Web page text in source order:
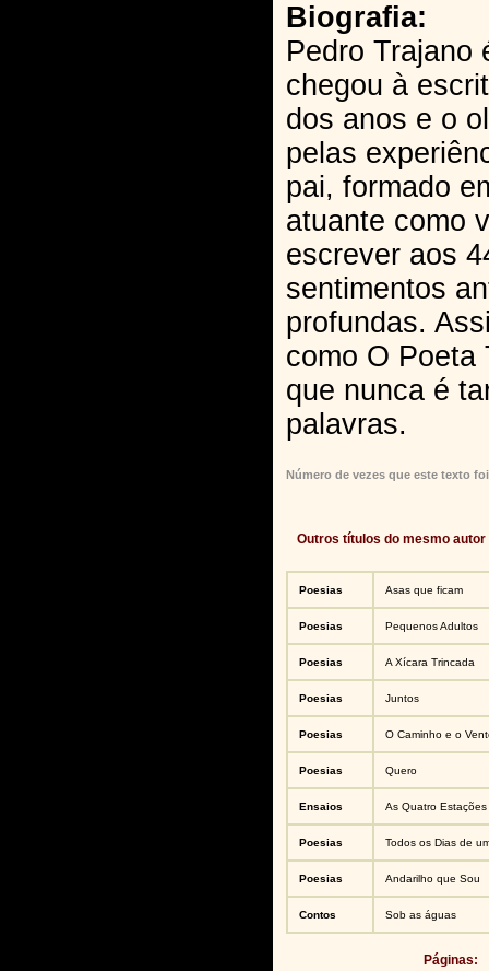
Biografia:
Pedro Trajano
chegou à
dos anos e o
pelas
pai, formado
atuante como
escrever aos
sentimentos
profundas.
como O Poeta
que nunca é
palavras.
Número de vezes que este texto
Outros títulos do mesmo autor
Poesias Asas que ficam
Poesias Pequenos Adultos
Poesias A Xícara Trincada
Poesias Juntos
Poesias O Caminho e o
Poesias Quero
Ensaios As Quatro Estações
Poesias Todos os Dias de
Poesias Andarilho que Sou
Contos Sob as águas
Páginas: